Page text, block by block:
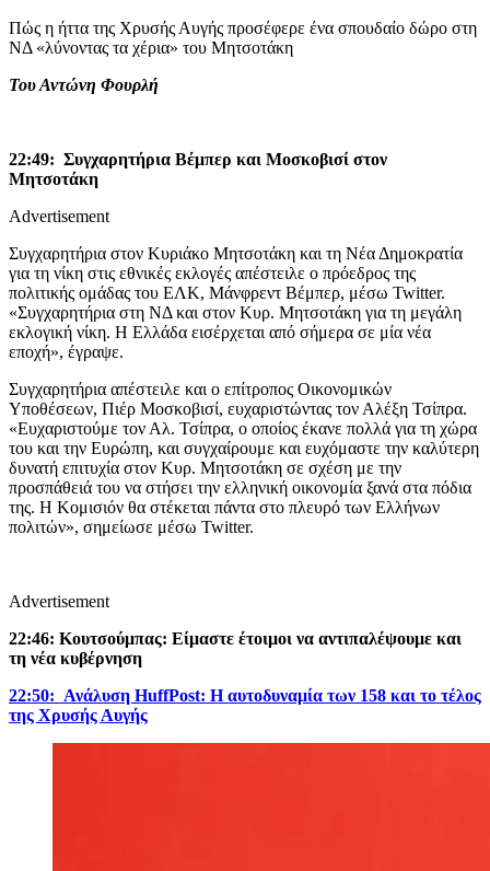
Πώς η ήττα της Χρυσής Αυγής προσέφερε ένα σπουδαίο δώρο στη
ΝΔ «λύνοντας τα χέρια» του Μητσοτάκη
Του Αντώνη Φουρλή
22:49: Συγχαρητήρια Bέμπερ και Μοσκοβισί στον
Μητσοτάκη
Advertisement
Συγχαρητήρια στον Κυριάκο Μητσοτάκη και τη Νέα Δημοκρατία
για τη νίκη στις εθνικές εκλογές απέστειλε ο πρόεδρος της
πολιτικής ομάδας του ΕΛΚ, Μάνφρεντ Βέμπερ, μέσω Twitter.
«Συγχαρητήρια στη ΝΔ και στον Κυρ. Μητσοτάκη για τη μεγάλη
εκλογική νίκη. Η Ελλάδα εισέρχεται από σήμερα σε μία νέα
εποχή», έγραψε.
Συγχαρητήρια απέστειλε και ο επίτροπος Οικονομικών
Υποθέσεων, Πιέρ Μοσκοβισί, ευχαριστώντας τον Αλέξη Τσίπρα.
«Ευχαριστούμε τον Αλ. Τσίπρα, ο οποίος έκανε πολλά για τη χώρα
του και την Ευρώπη, και συγχαίρουμε και ευχόμαστε την καλύτερη
δυνατή επιτυχία στον Κυρ. Μητσοτάκη σε σχέση με την
προσπάθειά του να στήσει την ελληνική οικονομία ξανά στα πόδια
της. Η Κομισιόν θα στέκεται πάντα στο πλευρό των Ελλήνων
πολιτών», σημείωσε μέσω Twitter.
Advertisement
22:46: Κουτσούμπας: Είμαστε έτοιμοι να αντιπαλέψουμε και
τη νέα κυβέρνηση
22:50: Ανάλυση HuffPost: Η αυτοδυναμία των 158 και το τέλος
της Χρυσής Αυγής